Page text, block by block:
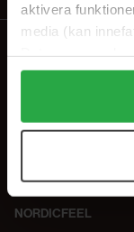
aktivera
media (kan
Genom att trycka
alla cookies,
användningen av
samt vår
NORDICFEEL